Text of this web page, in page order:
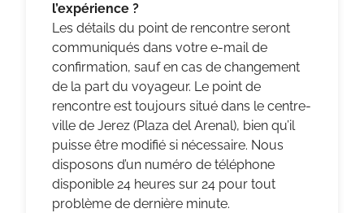
l’expérience ?
Les détails du point de rencontre seront
communiqués dans votre e-mail de
confirmation, sauf en cas de changement
de la part du voyageur. Le point de
rencontre est toujours situé dans le centre-
ville de Jerez (Plaza del Arenal), bien qu’il
puisse être modifié si nécessaire. Nous
disposons d’un numéro de téléphone
disponible 24 heures sur 24 pour tout
problème de dernière minute.